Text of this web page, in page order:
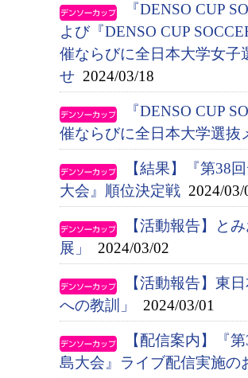
『DENSO CUP
よび『DENSO CUP
催ならびに全日本大学女子
せ 2024/03/18
『DENSO CUP
催ならびに全日本大学選抜
【結果】『第38
大会』順位決定戦 2024/03/
【活動報告】と
展」
2024/03/02
【活動報告】東
への教訓」
2024/03/01
【配信案内】『
島大会』ライブ配信実施の